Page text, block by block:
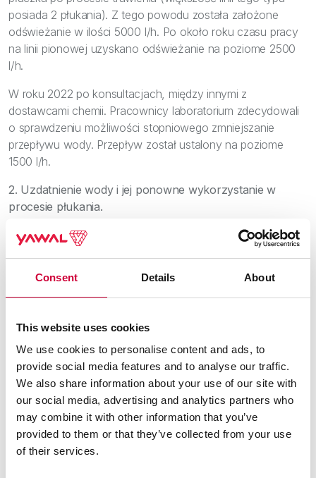
Consent Details About
This website uses cookies
We use cookies to personalise content and ads, to
provide social media features and to analyse our traffic.
We also share information about your use of our site with
our social media, advertising and analytics partners who
may combine it with other information that you’ve
provided to them or that they’ve collected from your use
of their services.
posiada 2 płukania). Z tego powodu została założone
odświeżanie w ilości 5000 l/h. Po około roku czasu pracy
na linii pionowej uzyskano odświeżanie na poziome 2500
l/h.
W roku 2022 po konsultacjach, między innymi z
dostawcami chemii. Pracownicy laboratorium zdecydowali
o sprawdzeniu możliwości stopniowego zmniejszanie
przepływu wody. Przepływ został ustalony na poziome
1500 l/h.
2. Uzdatnienie wody i jej ponowne wykorzystanie w
procesie płukania.
Obecnie sprawdzane są możliwości technologiczne, Yawal
prowadzi rozmowy z firmami zajmującymi się uzdatnianiem
badania ścieków technologicznych i wody, którą należy
odzyskać. Najprawdopodobniej podczyszczalnia ścieków,
odzyskać wodę.
Już w tej chwili Yawal zmniejszył zużycie wody
na linii o 38%. Grupa szacuje również, że koszty
wody i ścieków w tym roku powinny się
zmniejszyć o 32%.